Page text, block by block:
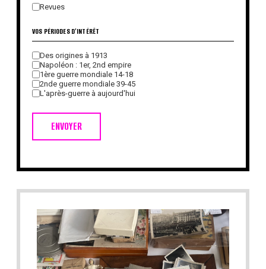
Revues
ENVOYER
VOS PÉRIODES D'INTÉRÊT
Des origines à 1913
Napoléon : 1er, 2nd empire
1ère guerre mondiale 14-18
2nde guerre mondiale 39-45
L'après-guerre à aujourd'hui